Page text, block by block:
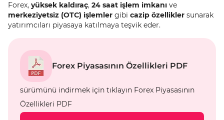
Forex, yüksek kaldıraç, 24 saat işlem imkanı ve
merkeziyetsiz (OTC) işlemler gibi cazip özellikler sunarak
yatırımcıları piyasaya katılmaya teşvik eder.
Forex Piyasasının Özellikleri PDF
sürümünü indirmek için tıklayın Forex Piyasasının
Özellikleri PDF